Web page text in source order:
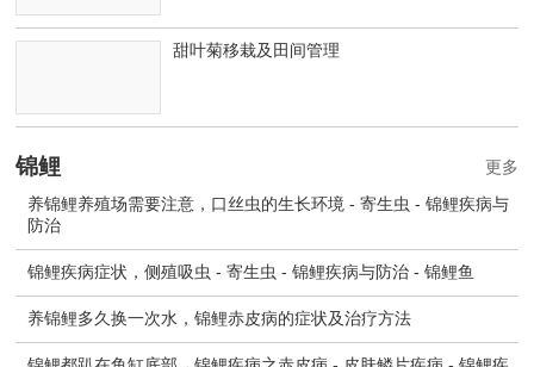
甜叶菊移栽及田间管理
锦鲤
养锦鲤养殖场需要注意，口丝虫的生长环境 - 寄生虫 - 锦鲤疾病与
防治
锦鲤疾病症状，侧殖吸虫 - 寄生虫 - 锦鲤疾病与防治 - 锦鲤鱼
养锦鲤多久换一次水，锦鲤赤皮病的症状及治疗方法
更多